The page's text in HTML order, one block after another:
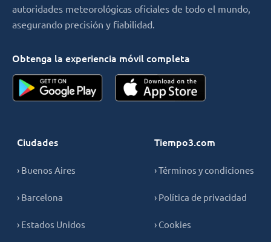
autoridades meteorológicas oficiales de todo el mundo,
asegurando precisión y fiabilidad.
Obtenga la experiencia móvil completa
Ciudades
› Buenos Aires
› Barcelona
› Estados Unidos
Tiempo3.com
› Términos y condiciones
› Política de privacidad
› Cookies